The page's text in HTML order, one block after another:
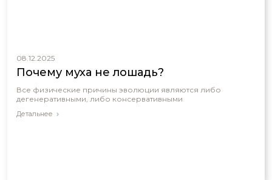
08.12.2025
Почему муха не лошадь?
Все физические причины эволюции являются либо
дегенеративными, либо консервативными
Детальнее